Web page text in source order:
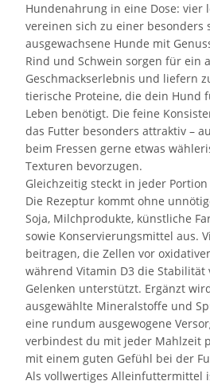
Hundenahrung in eine Dose: vier
vereinen sich zu einer besonders
ausgewachsene Hunde mit
Rind und Schwein sorgen für ein
Geschmackserlebnis und liefern
tierische Proteine, die dein Hund
Leben benötigt. Die feine
das Futter besonders attraktiv –
beim Fressen gerne etwas
Texturen bevorzugen.
Gleichzeitig steckt in jeder
Die Rezeptur kommt ohne
Soja, Milchprodukte, künstliche
sowie Konservierungsmittel aus.
beitragen, die Zellen vor
während Vitamin D3 die Stabilität
Gelenken unterstützt. Ergänzt
ausgewählte Mineralstoffe und
eine rundum ausgewogene
verbindest du mit jeder Mahlzeit
mit einem guten Gefühl bei der
Als vollwertiges Alleinfuttermittel